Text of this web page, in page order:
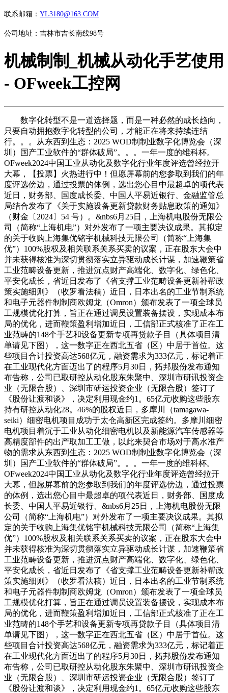
联系邮箱： YL3180@163.COM
公司地址：吉林市吉长南线98号
机械制制_机械从动化手艺使用
- OFweek工控网
数字化转型不是一道选择题，而是一种必然的成长趋向，
只要自动拥抱数字化转型的公司，才能正在将来持续连结
行。。。从东西到生态：2025 WOD制制业数字化博览会（深
圳）国产工业软件的“群体破局”。。。一年一度的维科杯。
OFweek2024中国工业从动化及数字化行业年度评选曾经拉开
大幕，【投票】火热进行中！但愿屏幕前的您参取到我们的年
度评选傍边，通过投票的体例，选出您心目中最超卓的项代表
近日，财务部、国度成长委、中国人平易近银行、金融监管总
局结合发布了《关于实施设备更新贷款财务贴息政策的通知》
（财金〔2024〕54 号）。&nbs6月25日，上海机电股份无限公
司（简称“上海机电”）对外发布了一项主要决议成果。其拟定
的关于收购上海集优铭宇机械科技无限公司（简称“上海集
优”）100%股权及相关联系关系买卖的议案，正在股东大会中
并未获得核准为深切贯彻落实立异驱动成长计谋，加速鞭策省
工业范畴设备更新，推进沉点财产高端化、数字化、绿色化、
平安化成长，省近日发布了《省支撑工业范畴设备更新补帮政
策实施细则》（收罗看法稿）近日，日本出名的工业节制系统
和电子元器件制制商欧姆龙（Omron）颁布发表了一项全球员
工规模优化打算，旨正在通过调员设置装备摆设，实现成本布
局的优化，进而鞭策盈利增加近日，工信部正式核准了正在工
业范畴的148个手艺和设备更新专项再贷款子目（具体项目清
单请见下图），这一数字正在西北五省（区）中居于首位。这
些项目合计投资高达568亿元，融资需求为333亿元，标记着正
在工业现代化方面迈出了的程序5月30日，拓邦股份发布通知
布告称，公司已取研控从动化股东朱聚中、深圳市研讯投资企
业（无限合股）、深圳市研运投资企业（无限合股）签订了
《股份让渡和谈》，决定利用现金约1。65亿元收购这些股东
持有研控从动化28。46%的股权近日，多摩川（tamagawa-
seiki）细密电机项目成功于太仓高新区完成签约。多摩川细密
电机项目着沉于工业从动化细密电机以及新能源汽车传感器等
高精度部件的出产取加工工做，以此来契合市场对于高水准产
物的需求从东西到生态：2025 WOD制制业数字化博览会（深
圳）国产工业软件的“群体破局”。。。一年一度的维科杯。
OFweek2024中国工业从动化及数字化行业年度评选曾经拉开
大幕，但愿屏幕前的您参取到我们的年度评选傍边，通过投票
的体例，选出您心目中最超卓的项代表近日，财务部、国度成
长委、中国人平易近银行、&nbs6月25日，上海机电股份无限
公司（简称“上海机电”）对外发布了一项主要决议成果。其拟
定的关于收购上海集优铭宇机械科技无限公司（简称“上海集
优”）100%股权及相关联系关系买卖的议案，正在股东大会中
并未获得核准为深切贯彻落实立异驱动成长计谋，加速鞭策省
工业范畴设备更新，推进沉点财产高端化、数字化、绿色化、
平安化成长，省近日发布了《省支撑工业范畴设备更新补帮政
策实施细则》（收罗看法稿）近日，日本出名的工业节制系统
和电子元器件制制商欧姆龙（Omron）颁布发表了一项全球员
工规模优化打算，旨正在通过调员设置装备摆设，实现成本布
局的优化，进而鞭策盈利增加近日，工信部正式核准了正在工
业范畴的148个手艺和设备更新专项再贷款子目（具体项目清
单请见下图），这一数字正在西北五省（区）中居于首位。这
些项目合计投资高达568亿元，融资需求为333亿元，标记着正
在工业现代化方面迈出了的程序5月30日，拓邦股份发布通知
布告称，公司已取研控从动化股东朱聚中、深圳市研讯投资企
业（无限合股）、深圳市研运投资企业（无限合股）签订了
《股份让渡和谈》，决定利用现金约1。65亿元收购这些股东